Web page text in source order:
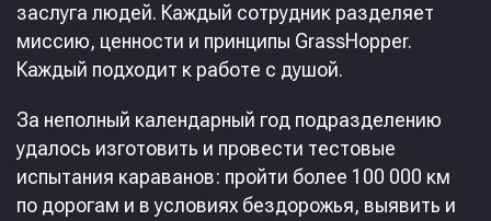
заслуга людей. Каждый сотрудник разделяет
миссию, ценности и принципы GrassHopper.
Каждый подходит к работе с душой.
За неполный календарный год подразделению
удалось изготовить и провести тестовые
испытания караванов: пройти более 100 000 км
по дорогам и в условиях бездорожья, выявить и